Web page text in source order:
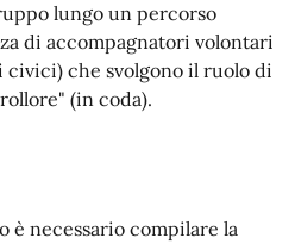
lungo un percorso
di accompagnatori volontari
che svolgono il ruolo di
(in coda).
è necessario compilare la